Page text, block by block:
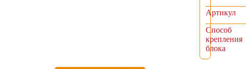
Артикул
Способ
крепления
блока